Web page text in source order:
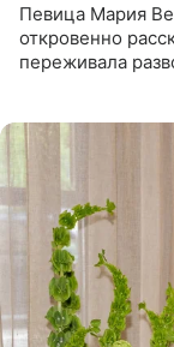
Певица Мария
откровенно
переживала